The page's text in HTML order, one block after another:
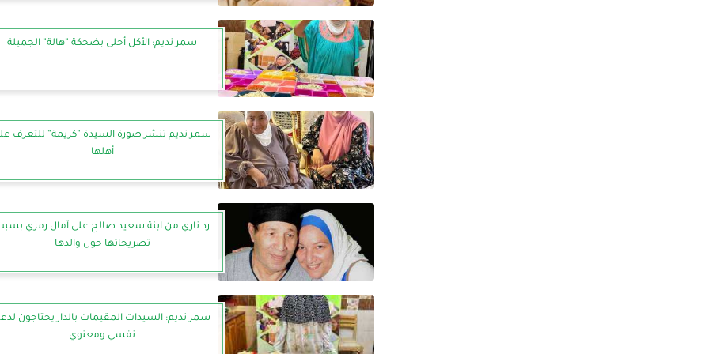
سمر نديم: الأكل أحلى بضحكة ”هالة” الجميلة
سمر نديم تنشر صورة السيدة ”كريمة” للتعرف
أهلها
رد ناري من ابنة سعيد صالح على آمال رمزي
تصريحاتها حول والدها
سمر نديم: السيدات المقيمات بالدار يحتاجون
نفسي ومعنوي